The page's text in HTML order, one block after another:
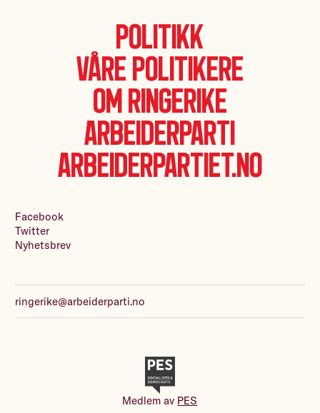
Politikk
Våre politikere
Om Ringerike
Arbeiderparti
Arbeiderpartiet.no
ringerike@arbeiderparti.no
Facebook
Twitter
Nyhetsbrev
Medlem av PES